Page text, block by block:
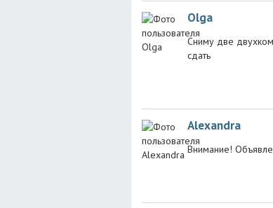
Olga
Сниму две
сдать
Alexandra
Внимание!